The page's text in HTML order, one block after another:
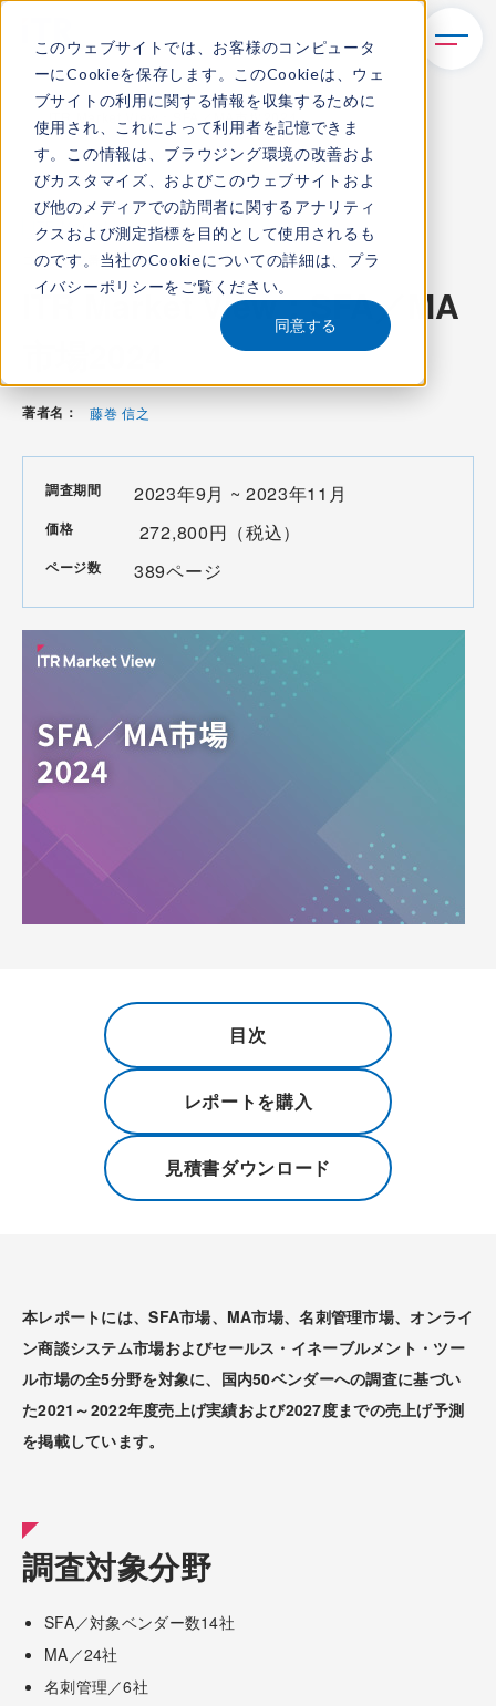
このウェブサイトでは、お客様のコンピュータ
ーにCookieを保存します。このCookieは、ウェ
ブサイトの利用に関する情報を収集するために
使用され、これによって利用者を記憶できま
す。この情報は、ブラウジング環境の改善およ
びカスタマイズ、およびこのウェブサイトおよ
び他のメディアでの訪問者に関するアナリティ
クスおよび測定指標を目的として使用されるも
のです。当社のCookieについての詳細は、 プラ
イバシーポリシーをご覧ください。
同意する
TOP
レポート・ライブラリ
ITR Market View：SFA／MA市場2024
ITR Market View
コンテンツ番号：M-24000100発刊日：2024年1月11日
ITR Market View：SFA／MA
著者名： 藤巻 信之
調査期間 2023年9月 ~ 2023年11月
価格 272,800円（税込）
ページ数 389ページ
目次
レポートを購入
見積書ダウンロード
本レポートには、SFA市場、MA市場、名刺管理市場、オンライ
ン商談システム市場およびセールス・イネーブルメント・ツー
ル市場の全5分野を対象に、国内50ベンダーへの調査に基づい
た2021～2022年度売上げ実績および2027度までの売上げ予測
を掲載しています。
調査対象分野
SFA／対象ベンダー数14社
MA／24社
名刺管理／6社